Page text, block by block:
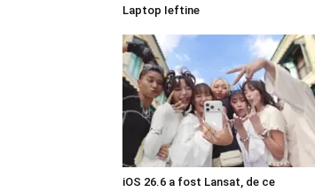
Laptop Ieftine
iOS 26.6 a fost Lansat, de ce